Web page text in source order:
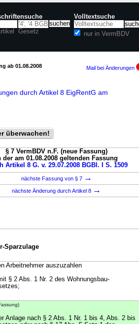
Gesetz
Volltextsuche
nur in VermBDV
ab 01.08.2008 Mail bei Änderungen
durch Artikel 8 EigRentG am
überwachen!
§ 7 VermBDV n.F. (neue Fassung)
der am 01.08.2008 geltenden Fassung
Artikel 8 G. v. 29.07.2008 BGBl. I S. 1509
nächste Fassung von § 7 →
nächste Änderung durch Artikel 8 →
Sparzulage
Arbeitnehmer auszuzahlen
§ 2 Abs. 1 Nr. 2 des Wohnungsbau-
Anlage nach § 2 Abs. 1 Nr. 1 bis 4, Abs. 2 bis